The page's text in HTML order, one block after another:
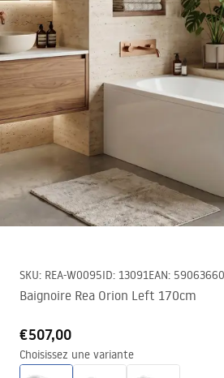
SKU: REA-W0095ID: 13091EAN:
Baignoire Rea Orion Left 170cm
€507,00
Choisissez une variante